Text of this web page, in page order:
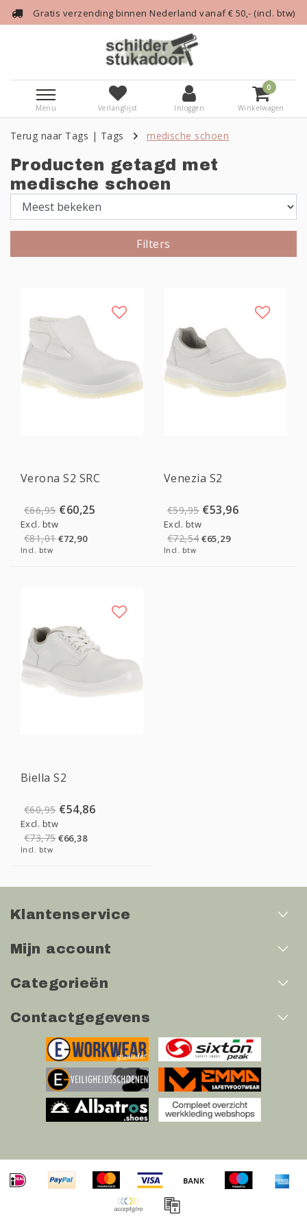
Gratis verzending binnen Nederland vanaf € 50,- (incl. btw)
Menu Verlanglijst Inloggen
0
Winkelwagen
Terug naar Tags | Tags medische schoen
Producten getagd met
medische schoen
Filters
Verona S2 SRC
€66,95 €60,25
Excl. btw
€81,01€72,90
Incl. btw
Venezia S2
€59,95 €53,96
Excl. btw
€72,54€65,29
Incl. btw
Biella S2
€60,95 €54,86
Excl. btw
€73,75€66,38
Incl. btw
Klantenservice
Mijn account
Categorieën
Contactgegevens